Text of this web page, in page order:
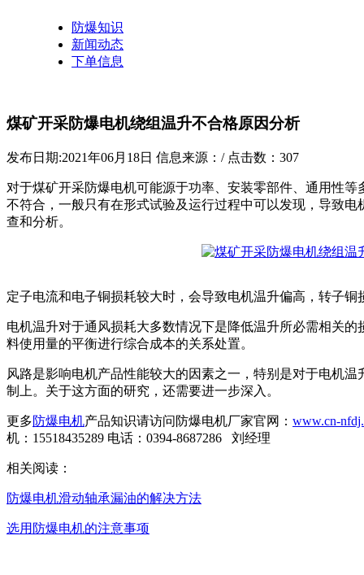
防爆知识
新闻动态
下单信息
煤矿开采防爆电机绕组温升不合格原因分析
发布日期:2021年06月18日 信息来源：/ 点击数： 307
对于煤矿开采防爆电机可能源于功率、安装零部件、通用性
不符合，一般只有在形式试验及运行过程中可以发现，导致
查和分析。
定子电流和电子铜损耗较大时，会导致电机温升偏高，转子铜
电机温升对于通风损耗大多数情况下是降低温升所必需相关
料使用量的平衡进行综合成本的关系处置。
风路是影响电机产品性能较大的因素之一，特别是对于电机
制上。关于这方面的研究，还需要进一步深入。
更多防爆电机产品知识请访问防爆电机厂家官网： www.cn-
机：15518435289 电话：0394-8687286 刘经理
相关阅读：
防爆电机滑动轴承漏油的解决方法
选用防爆电机的注意事项